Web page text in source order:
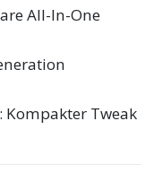
All-In-One
: Kompakter Tweak